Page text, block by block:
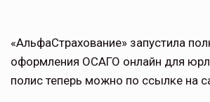
«АльфаСтрахование» запустила
оформления ОСАГО онлайн для
полис теперь можно по ссылке на